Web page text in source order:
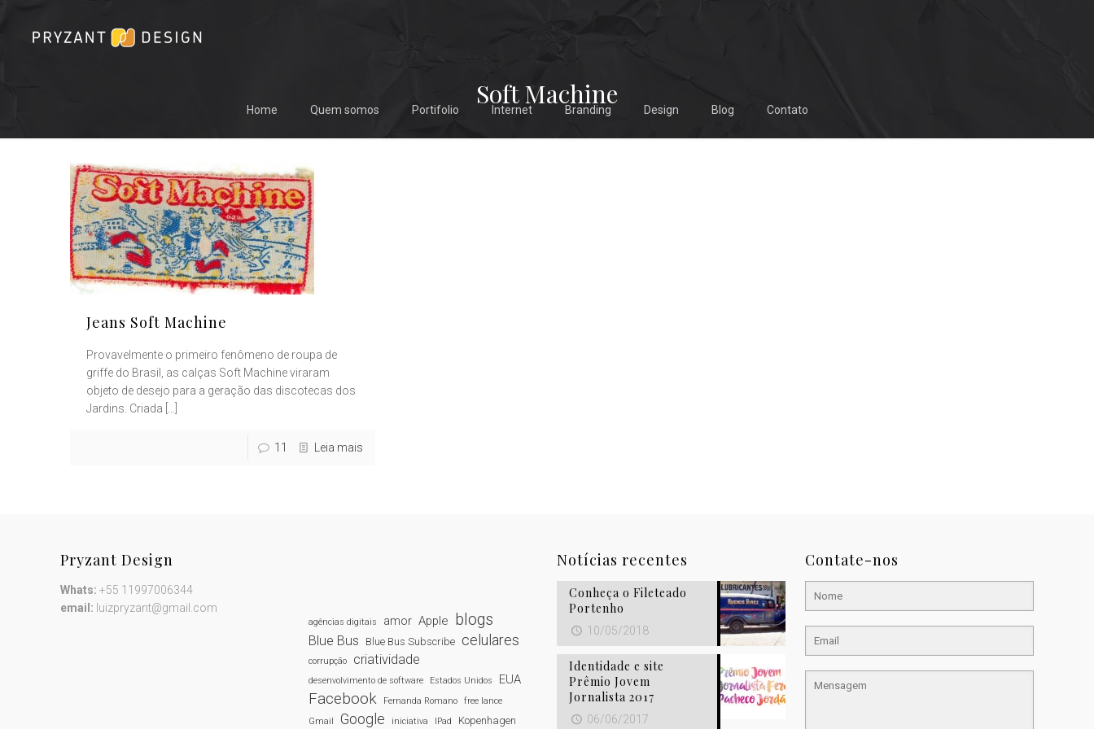
Home Quem somos Portifolio Internet Branding Design Blog Contato
Soft Machine
Jeans Soft Machine
Provavelmente o primeiro fenômeno de roupa de
griffe do Brasil, as calças Soft Machine viraram
objeto de desejo para a geração das discotecas dos
Jardins. Criada
11 Leia mais
Pryzant Design
Whats: +55 11997006344
email: luizpryzant@gmail.com
agências digitais amor Apple blogs
Blue Bus Blue Bus Subscribe celulares
corrupção criatividade
desenvolvimento de software Estados Unidos EUA
Facebook Fernanda Romano
free lance
Gmail
Google iniciativa IPad Kopenhagen
Notícias recentes
Conheça o Fileteado
Portenho
10/05/2018
Identidade e site
Prêmio Jovem
Jornalista 2017
06/06/2017
Contate-nos